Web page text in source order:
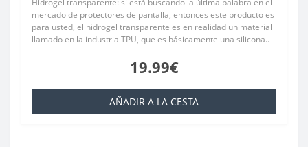
Hidrogel transparente: si está buscando la última palabra en el
mercado de protectores de pantalla, entonces este producto es
para usted, el hidrogel transparente es en realidad un material
llamado en la industria TPU, que es básicamente una silicona..
19.99€
AÑADIR A LA CESTA